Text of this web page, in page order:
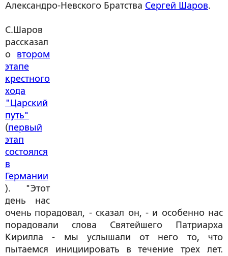
Александро-Невского Братства Сергей Шаров.
С.Шаров
рассказал
о втором
этапе
крестного
хода
"Царский
путь"
(первый
этап
состоялся
в
Германии
). "Этот
день нас
очень порадовал, - сказал он, - и особенно нас
порадовали слова Святейшего Патриарха
Кирилла - мы услышали от него то, что
пытаемся инициировать в течение трех лет.